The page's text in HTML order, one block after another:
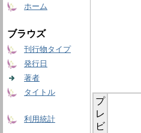
ホーム
ブラウズ
刊行物タイプ
発行日
著者
タイトル
利用統計
プ
レ
ビ